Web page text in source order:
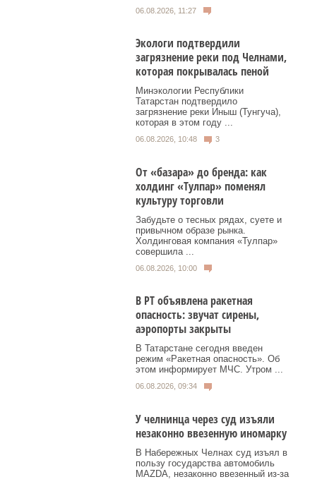
06.08.2026, 11:27
Экологи подтвердили
загрязнение реки под Челнами,
которая покрывалась пеной
Минэкологии Республики
Татарстан подтвердило
загрязнение реки Иныш (Тунгуча),
которая в этом году ...
06.08.2026, 10:48 3
От «базара» до бренда: как
холдинг «Тулпар» поменял
культуру торговли
Забудьте о тесных рядах, суете и
привычном образе рынка.
Холдинговая компания «Тулпар»
совершила ...
06.08.2026, 10:00
В РТ объявлена ракетная
опасность: звучат сирены,
аэропорты закрыты
В Татарстане сегодня введен
режим «Ракетная опасность». Об
этом информирует МЧС. Утром ...
06.08.2026, 09:34
У челнинца через суд изъяли
незаконно ввезенную иномарку
В Набережных Челнах суд изъял в
пользу государства автомобиль
MAZDA, незаконно ввезенный из‑за